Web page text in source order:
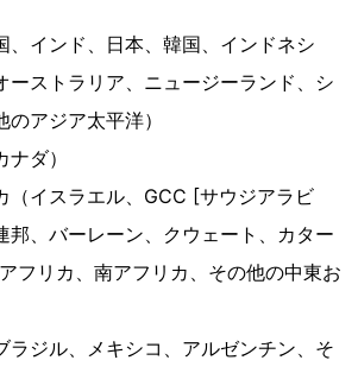
、インド、日本、韓国、インドネシ
ーストラリア、ニュージーランド、シ
アジア太平洋）
ダ）
（イスラエル、GCC [サウジアラビ
邦、バーレーン、クウェート、カター
フリカ、南アフリカ、その他の中東お
ラジル、メキシコ、アルゼンチン、そ